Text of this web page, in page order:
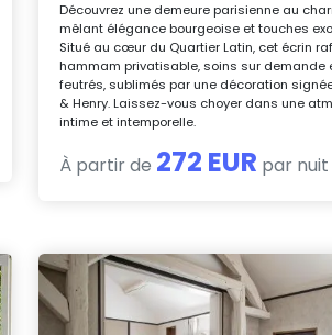
Découvrez une demeure parisienne au
mêlant élégance bourgeoise et touches
Situé au cœur du Quartier Latin, cet écrin
hammam privatisable, soins sur demande
feutrés, sublimés par une décoration
& Henry. Laissez-vous choyer dans une
intime et intemporelle.
À partir de 272 EUR par nuit